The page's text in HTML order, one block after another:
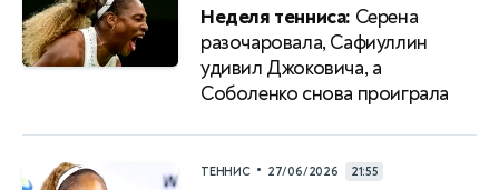
Неделя тенниса: Серена
разочаровала, Сафиуллин
удивил Джоковича, а
Соболенко снова проиграла
ТЕННИС • 27/06/2026 21:55